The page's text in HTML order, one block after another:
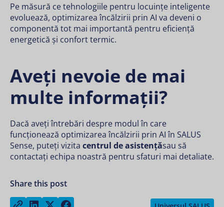
Pe măsură ce tehnologiile pentru locuințe inteligente
evoluează, optimizarea încălzirii prin AI va deveni o
componentă tot mai importantă pentru eficiență
energetică și confort termic.
Aveți nevoie de mai
multe informații?
Dacă aveți întrebări despre modul în care
funcționează optimizarea încălzirii prin AI în SALUS
Sense, puteți vizita centrul de asistențăsau să
contactați echipa noastră pentru sfaturi mai detaliate.
Share this post
Copy linkShare on LinkedIn
Share on Twitter